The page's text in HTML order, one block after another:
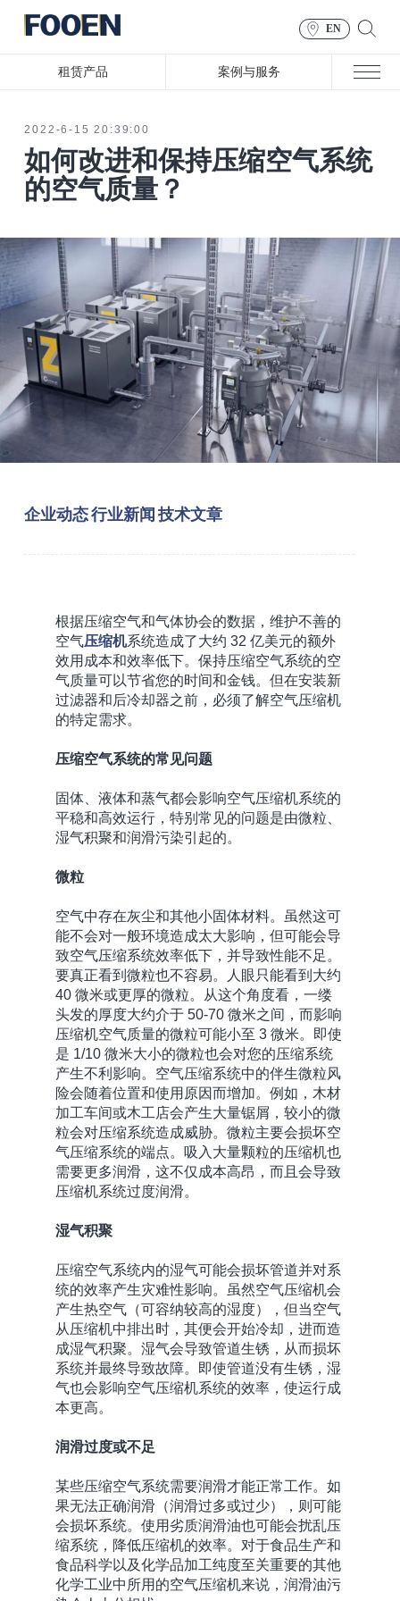
租赁产品 案例与服务
EN
2022-6-15 20:39:00
如何改进和保持压缩空气系统
的空气质量？
企业动态行业新闻 技术文章
根据压缩空气和气体协会的数据，维护不善的
空气压缩机系统造成了大约 32 亿美元的额外
效用成本和效率低下。保持压缩空气系统的空
气质量可以节省您的时间和金钱。但在安装新
过滤器和后冷却器之前，必须了解空气压缩机
的特定需求。
压缩空气系统的常见问题
固体、液体和蒸气都会影响空气压缩机系统的
平稳和高效运行，特别常见的问题是由微粒、
湿气积聚和润滑污染引起的。
微粒
空气中存在灰尘和其他小固体材料。虽然这可
能不会对一般环境造成太大影响，但可能会导
致空气压缩系统效率低下，并导致性能不足。
要真正看到微粒也不容易。人眼只能看到大约
40 微米或更厚的微粒。从这个角度看，一缕
头发的厚度大约介于 50-70 微米之间，而影响
压缩机空气质量的微粒可能小至 3 微米。即使
是 1/10 微米大小的微粒也会对您的压缩系统
产生不利影响。空气压缩系统中的伴生微粒风
险会随着位置和使用原因而增加。例如，木材
加工车间或木工店会产生大量锯屑，较小的微
粒会对压缩系统造成威胁。微粒主要会损坏空
气压缩系统的端点。吸入大量颗粒的压缩机也
需要更多润滑，这不仅成本高昂，而且会导致
压缩机系统过度润滑。
湿气积聚
压缩空气系统内的湿气可能会损坏管道并对系
统的效率产生灾难性影响。虽然空气压缩机会
产生热空气（可容纳较高的湿度），但当空气
从压缩机中排出时，其便会开始冷却，进而造
成湿气积聚。湿气会导致管道生锈，从而损坏
系统并最终导致故障。即使管道没有生锈，湿
气也会影响空气压缩机系统的效率，使运行成
本更高。
润滑过度或不足
某些压缩空气系统需要润滑才能正常工作。如
果无法正确润滑（润滑过多或过少），则可能
会损坏系统。使用劣质润滑油也可能会扰乱压
缩系统，降低压缩机的效率。对于食品生产和
食品科学以及化学品加工纯度至关重要的其他
化学工业中所用的空气压缩机来说，润滑油污